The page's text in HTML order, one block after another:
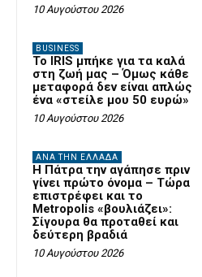
10 Αυγούστου 2026
BUSINESS
Το IRIS μπήκε για τα καλά
στη ζωή μας – Όμως κάθε
μεταφορά δεν είναι απλώς
ένα «στείλε μου 50 ευρώ»
10 Αυγούστου 2026
ΑΝΆ ΤΗΝ ΕΛΛΆΔΑ
Η Πάτρα την αγάπησε πριν
γίνει πρώτο όνομα – Τώρα
επιστρέφει και το
Metropolis «βουλιάζει»:
Σίγουρα θα προταθεί και
δεύτερη βραδιά
10 Αυγούστου 2026